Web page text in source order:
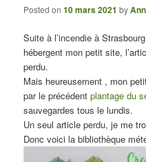
Posted on10 mars 2021 by
Suite à l’incendie à
hébergent mon petit site,
perdu.
Mais heureusement , mon
par le précédentplantage du
sauvegardes tous le lundis.
Un seul article perdu, je me
Donc voici la bibliothèque